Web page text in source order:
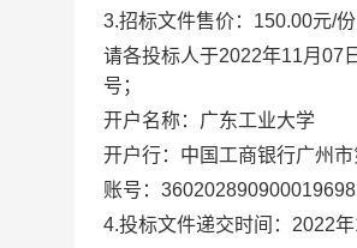
3.招标文件售价：150.00元/份
请各投标人于2022年11月07
号；
开户名称：广东工业大学
开户行：中国工商银行广州
账号：
4.投标文件递交时间：2022